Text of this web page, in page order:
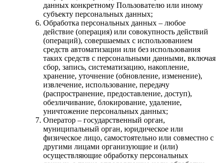
данных конкретному Пользователю или иному
субъекту персональных данных;
Обработка персональных данных – любое
действие (операция) или совокупность действий
(операций), совершаемых с использованием
средств автоматизации или без использования
таких средств с персональными данными, включая
сбор, запись, систематизацию, накопление,
хранение, уточнение (обновление, изменение),
извлечение, использование, передачу
(распространение, предоставление, доступ),
обезличивание, блокирование, удаление,
уничтожение персональных данных;
Оператор – государственный орган,
муниципальный орган, юридическое или
физическое лицо, самостоятельно или совместно с
другими лицами организующие и (или)
осуществляющие обработку персональных